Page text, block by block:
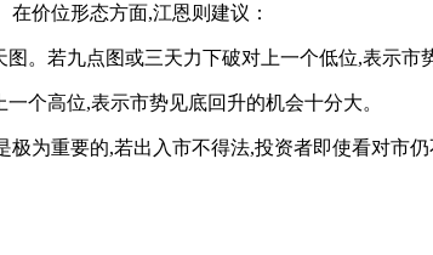
在价位形态方面,江恩则建议：
若九点图或三天力下破对上一个低位,表示市势
高位,表示市势见底回升的机会十分大。
为重要的,若出入市不得法,投资者即使看对市仍